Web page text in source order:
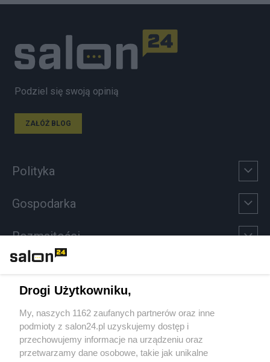
Podziel się swoją opinią
ZAŁÓŻ BLOG
Polityka
Gospodarka
Rozmaitości
Sport
Społeczeństwo
Drogi Użytkowniku,
My, naszych 1162 zaufanych partnerów oraz inne
podmioty z salon24.pl uzyskujemy dostęp i
przechowujemy informacje na urządzeniu oraz
przetwarzamy dane osobowe, takie jak unikalne